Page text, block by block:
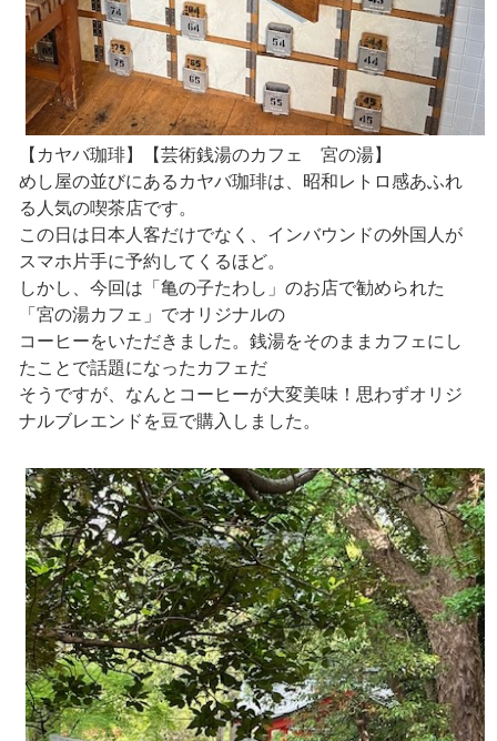
【カヤバ珈琲】【芸術銭湯のカフェ 宮の湯】
めし屋の並びにあるカヤバ珈琲は、昭和レトロ感あふれ
る人気の喫茶店です。
この日は日本人客だけでなく、インバウンドの外国人が
スマホ片手に予約してくるほど。
しかし、今回は「亀の子たわし」のお店で勧められた
「宮の湯カフェ」でオリジナルの
コーヒーをいただきました。銭湯をそのままカフェにし
たことで話題になったカフェだ
そうですが、なんとコーヒーが大変美味！思わずオリジ
ナルブレエンドを豆で購入しました。